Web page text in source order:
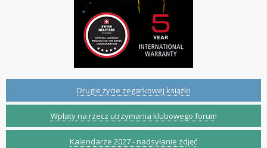
Drugie życie zegarkowej książki
Wpłaty na rzecz utrzymania klubowego forum
Kalendarze 2027 - nadsyłanie zdjęć